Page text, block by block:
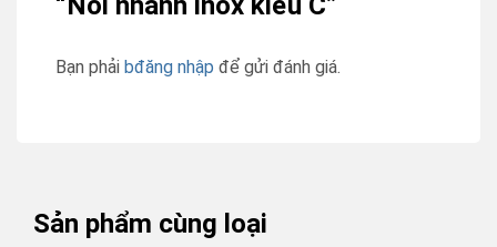
Bạn phải bđăng nhập để gửi đánh giá.
Sản phẩm cùng loại